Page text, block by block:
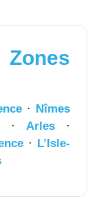
·
Nîmes
· Arles ·
·
L’Isle-